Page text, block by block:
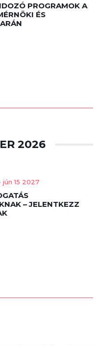
PROGRAMOK A
ÉS
2026
jún 15 2027
– JELENTKEZZ